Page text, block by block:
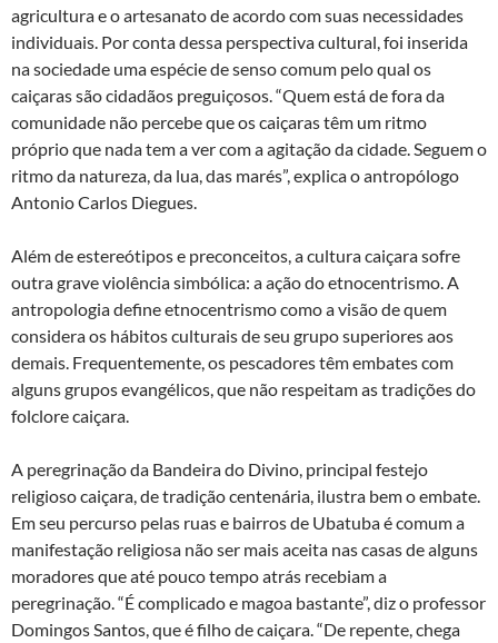
agricultura e o artesanato de acordo com suas necessidades
individuais. Por conta dessa perspectiva cultural, foi inserida
na sociedade uma espécie de senso comum pelo qual os
caiçaras são cidadãos preguiçosos. “Quem está de fora da
comunidade não percebe que os caiçaras têm um ritmo
próprio que nada tem a ver com a agitação da cidade. Seguem o
ritmo da natureza, da lua, das marés”, explica o antropólogo
Antonio Carlos Diegues.
Além de estereótipos e preconceitos, a cultura caiçara sofre
outra grave violência simbólica: a ação do etnocentrismo. A
antropologia define etnocentrismo como a visão de quem
considera os hábitos culturais de seu grupo superiores aos
demais. Frequentemente, os pescadores têm embates com
alguns grupos evangélicos, que não respeitam as tradições do
folclore caiçara.
A peregrinação da Bandeira do Divino, principal festejo
religioso caiçara, de tradição centenária, ilustra bem o embate.
Em seu percurso pelas ruas e bairros de Ubatuba é comum a
manifestação religiosa não ser mais aceita nas casas de alguns
moradores que até pouco tempo atrás recebiam a
peregrinação. “É complicado e magoa bastante”, diz o professor
Domingos Santos, que é filho de caiçara. “De repente, chega